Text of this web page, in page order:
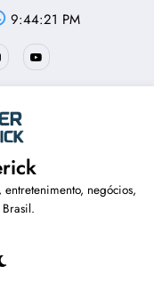
9:44:21 PM
negócios,